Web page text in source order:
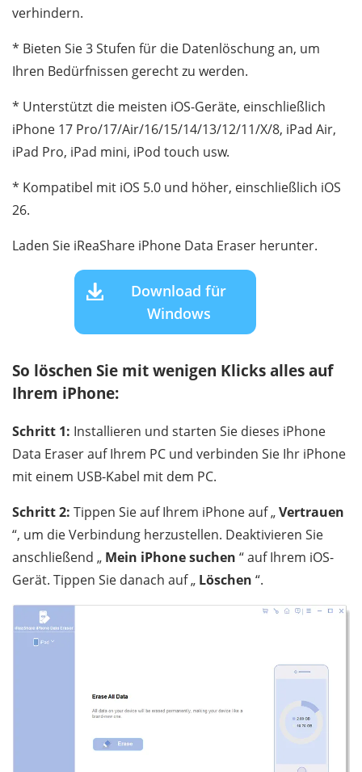
verhindern.
* Bieten Sie 3 Stufen für die Datenlöschung an, um
Ihren Bedürfnissen gerecht zu werden.
* Unterstützt die meisten iOS-Geräte, einschließlich
iPhone 17 Pro/17/Air/16/15/14/13/12/11/X/8, iPad Air,
iPad Pro, iPad mini, iPod touch usw.
* Kompatibel mit iOS 5.0 und höher, einschließlich iOS
26.
Laden Sie iReaShare iPhone Data Eraser herunter.
Download für
Windows
So löschen Sie mit wenigen Klicks alles auf
Ihrem iPhone:
Schritt 1: Installieren und starten Sie dieses iPhone
Data Eraser auf Ihrem PC und verbinden Sie Ihr iPhone
mit einem USB-Kabel mit dem PC.
Schritt 2: Tippen Sie auf Ihrem iPhone auf „Vertrauen
“, um die Verbindung herzustellen. Deaktivieren Sie
anschließend „ Mein iPhone suchen “ auf Ihrem iOS-
Gerät. Tippen Sie danach auf „ Löschen “.